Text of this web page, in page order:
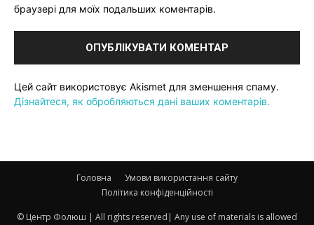
браузері для моїх подальших коментарів.
Цей сайт використовує Akismet для зменшення спаму.
Дізнайтеся, як обробляються дані ваших коментарів.
Головна
Умови використання сайту
Політика конфіденційності
© Центр Фолюш | All rights reserved| Any use of materials is allowed